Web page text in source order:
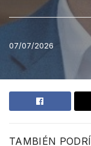
07/07/2026
TAMBIÉN